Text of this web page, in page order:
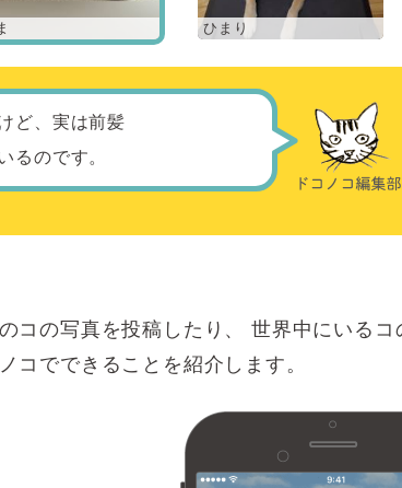
ひまり
ど、実は前髪
るのです。
コの写真を投稿したり、
世界中にいるコ
コでできることを紹介します。